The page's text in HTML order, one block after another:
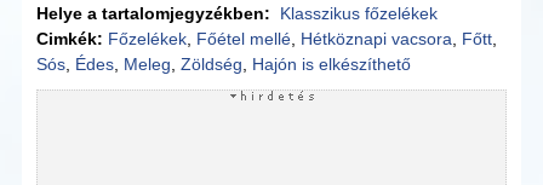
Helye a tartalomjegyzékben:
Klasszikus főzelékek
Cimkék: Főzelékek Főétel mellé Hétköznapi vacsora Főtt
Sós Édes Meleg ,Zöldség Hajón is elkészíthető